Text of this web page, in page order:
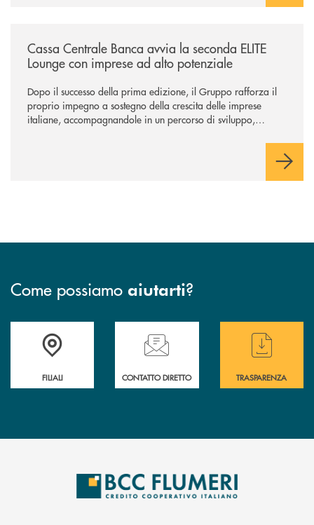
Cassa Centrale Banca avvia la seconda ELITE
Lounge con imprese ad alto potenziale
Dopo il successo della prima edizione, il Gruppo rafforza il
proprio impegno a sostegno della crescita delle imprese
italiane, accompagnandole in un percorso di sviluppo,
Come possiamo aiutarti?
Trova la filiale più vicina a te
FILIALI
Hai bisogno di assistenza immediata ?
CONTATTO DIRETTO
Hai bisogno di
TRASPARENZA